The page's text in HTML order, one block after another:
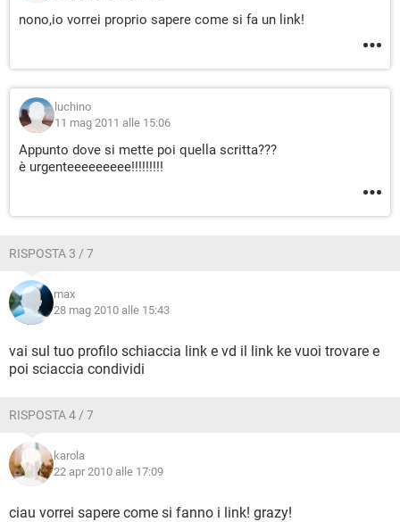
nono,io vorrei proprio sapere come si fa un link!
luchino
11 mag 2011 alle 15:06
Appunto dove si mette poi quella scritta???
è urgenteeeeeeeee!!!!!!!!!
RISPOSTA 3 / 7
max
28 mag 2010 alle 15:43
vai sul tuo profilo schiaccia link e vd il link ke vuoi trovare e
poi sciaccia condividi
RISPOSTA 4 / 7
karola
22 apr 2010 alle 17:09
ciau vorrei sapere come si fanno i link! grazy!